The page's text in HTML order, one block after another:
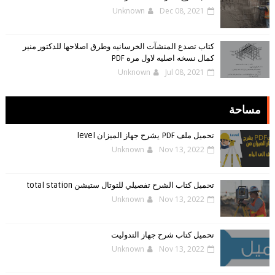
Unknown Dec 08, 2021
كتاب تصدع المنشآت الخرسانيه وطرق اصلاحها للدكتور منير
كمال نسخه اصليه لاول مره PDF
Unknown Jul 08, 2021
مساحة
تحميل ملف PDF يشرح جهاز الميزان level
Unknown Nov 13, 2022
تحميل كتاب الشرح تفصيلي للتوتال ستيشن total station
Unknown Nov 13, 2022
تحميل كتاب شرح جهاز التدوليت
Unknown Nov 13, 2022